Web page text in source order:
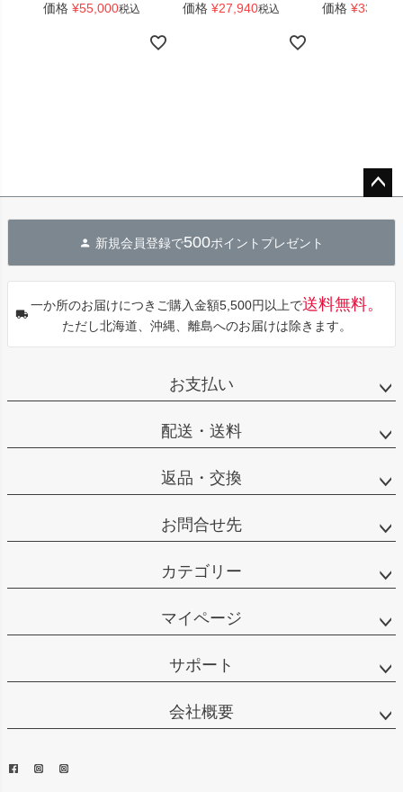
価格 ¥55,000税込 価格 ¥27,940税込 価格 ¥33,440
へ
新規会員登録で500ポイントプレゼント
一か所のお届けにつきご購入金額5,500円以上で送料無料。
ただし北海道、沖縄、離島へのお届けは除きます。
お支払い
配送・送料
返品・交換
お問合せ先
カテゴリー
マイページ
サポート
会社概要